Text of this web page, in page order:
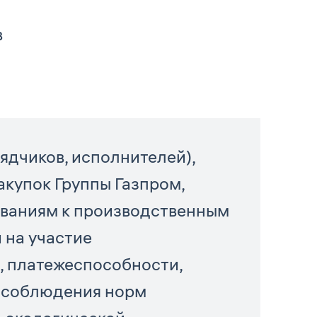
исполнителей),
Группы Газпром,
к производственным
участие
платежеспособности,
соблюдения норм